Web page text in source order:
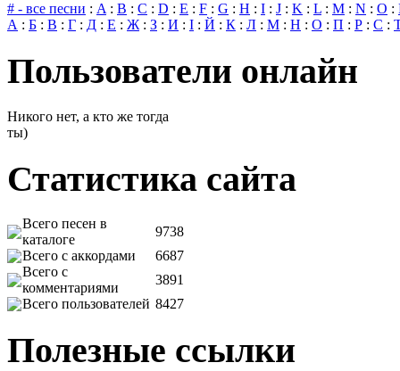
# - все песни : A : B : C : D : E : F : G : H : I : J : K : L : M : N : O :
А : Б : В : Г : Д : Е : Ж : З : И : І : Й : К : Л : М : Н : О : П : Р : С :
Пользователи онлайн
Никого нет, а кто же тогда
ты)
Статистика сайта
Всего песен в
каталоге
9738
Всего с аккордами
6687
Всего с
комментариями
3891
Всего пользователей 8427
Полезные ссылки